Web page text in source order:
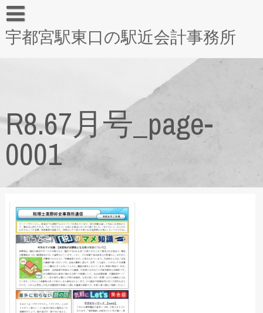
宇都宮駅東口の駅近会計事務所
R8.67月号_page-
0001